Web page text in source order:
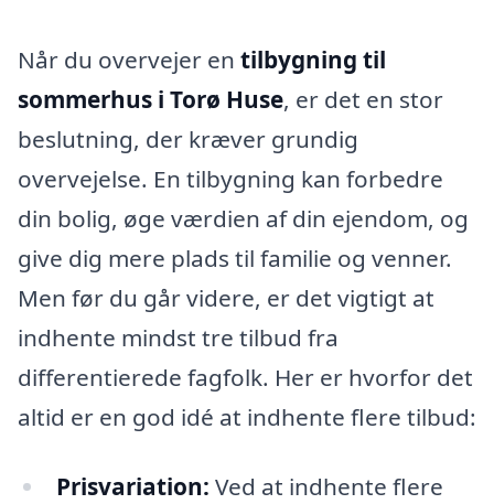
Når du overvejer en tilbygning til
sommerhus i Torø Huse, er det en stor
beslutning, der kræver grundig
overvejelse. En tilbygning kan forbedre
din bolig, øge værdien af din ejendom, og
give dig mere plads til familie og venner.
Men før du går videre, er det vigtigt at
indhente mindst tre tilbud fra
differentierede fagfolk. Her er hvorfor det
altid er en god idé at indhente flere tilbud:
Prisvariation: Ved at indhente flere